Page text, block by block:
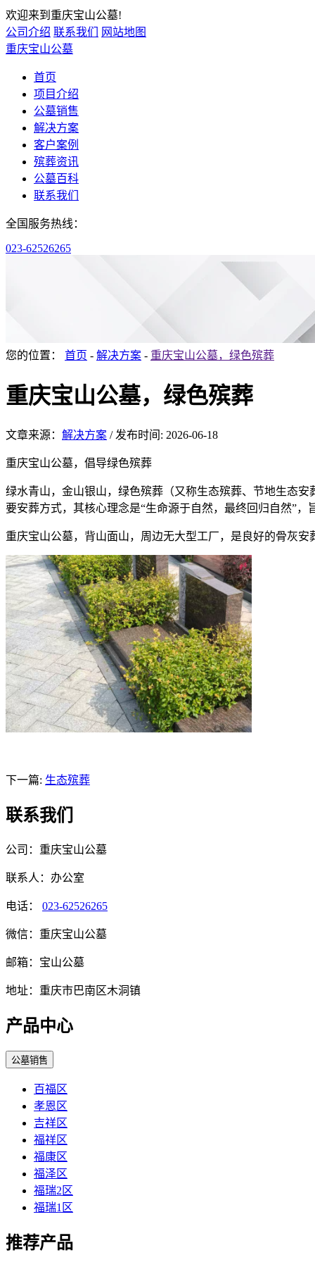
欢迎来到重庆宝山公墓!
公司介绍 联系我们
网站地图
重庆宝山公墓
首页
项目介绍
公墓销售
解决方案
客户案例
殡葬资讯
公墓百科
联系我们
全国服务热线：
023-62526265
您的位置： 首页 - 解决方案 - 重庆宝山公墓，绿色殡葬
重庆宝山公墓，绿色殡葬
文章来源： 解决方案 / 发布时间: 2026-06-18
重庆宝山公墓，倡导绿色殡葬
绿水青山，金山银山，绿色殡葬（又称生态殡葬、节地生态
要安葬方式，其核心理念是“生命源于自然，最终回归自然”，
重庆宝山公墓，背山面山，周边无大型工厂，是良好的骨灰
下一篇: 生态殡葬
联系我们
公司：重庆宝山公墓
联系人：办公室
电话： 023-62526265
微信：重庆宝山公墓
邮箱：宝山公墓
地址：重庆市巴南区木洞镇
产品中心
公墓销售
百福区
孝恩区
吉祥区
福祥区
福康区
福泽区
福瑞2区
福瑞1区
推荐产品